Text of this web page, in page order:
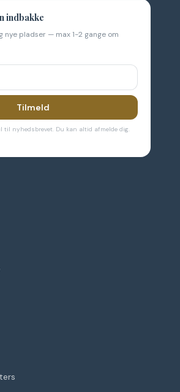
indbakke
nye pladser — max 1-2 gange om
Tilmeld
til nyhedsbrevet. Du kan altid afmelde dig.